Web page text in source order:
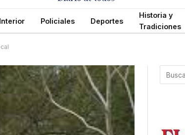
Interior Policiales Deportes
Historia y
Tradiciones